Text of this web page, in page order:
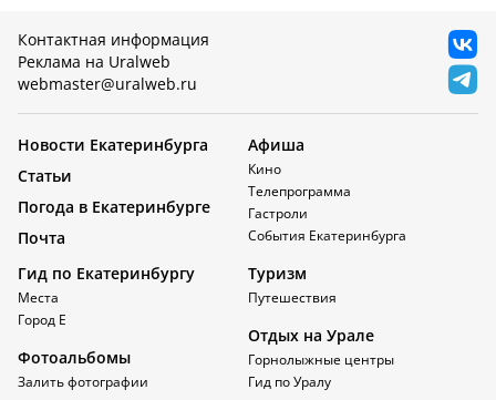
Контактная информация
Реклама на Uralweb
webmaster@uralweb.ru
Новости Екатеринбурга
Статьи
Погода в Екатеринбурге
Почта
Афиша
Кино
Телепрограмма
Гастроли
События Екатеринбурга
Гид по Екатеринбургу
Места
Город Е
Фотоальбомы
Залить фотографии
Туризм
Путешествия
Отдых на Урале
Горнолыжные центры
Гид по Уралу